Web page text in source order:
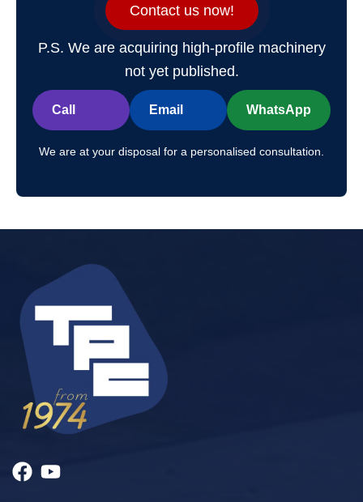
Contact us now!
P.S. We are acquiring high-profile machinery
not yet published.
Call Email WhatsApp
We are at your disposal for a personalised consultation.